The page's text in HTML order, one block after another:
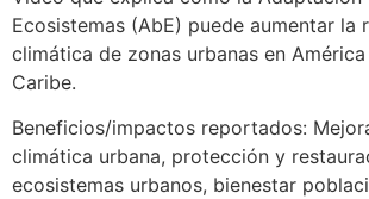
Ecosistemas (AbE) puede aumentar la
climática de zonas urbanas en
Caribe.
Beneficios/impactos reportados:
climática urbana, protección y
ecosistemas urbanos, bienestar